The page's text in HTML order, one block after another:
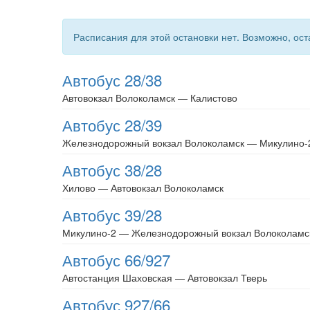
Расписания для этой остановки нет. Возможно,
Автобус 28/38
Автовокзал Волоколамск — Калистово
Автобус 28/39
Железнодорожный вокзал Волоколамск — Микулино-
Автобус 38/28
Хилово — Автовокзал Волоколамск
Автобус 39/28
Микулино-2 — Железнодорожный вокзал
Автобус 66/927
Автостанция Шаховская — Автовокзал Тверь
Автобус 927/66